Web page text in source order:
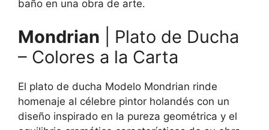
baño en una obra de arte.
Mondrian | Plato de Ducha
– Colores a la Carta
El plato de ducha Modelo Mondrian rinde
homenaje al célebre pintor holandés con un
diseño inspirado en la pureza geométrica y el